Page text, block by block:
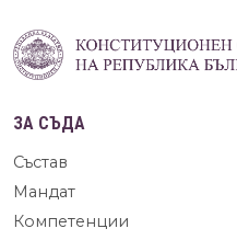
ЗА СЪДА
Състав
Мандат
Компетенции